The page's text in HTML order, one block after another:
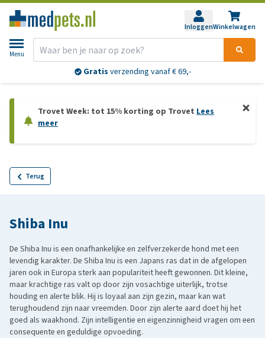
InloggenWinkelwagen
Menu
Gratis verzending vanaf € 69,-
Trovet Week: tot 15% korting op Trovet Lees
meer
Terug
Shiba Inu
De Shiba Inu is een onafhankelijke en zelfverzekerde hond met een
levendig karakter. De Shiba Inu is een Japans ras dat in de afgelopen
jaren ook in Europa sterk aan populariteit heeft gewonnen. Dit kleine,
maar krachtige ras valt op door zijn vosachtige uiterlijk, trotse
houding en alerte blik. Hij is loyaal aan zijn gezin, maar kan wat
terughoudend zijn naar vreemden. Door zijn alerte aard doet hij het
goed als waakhond. Zijn intelligentie en eigenzinnigheid vragen om een
consequente en geduldige opvoeding.